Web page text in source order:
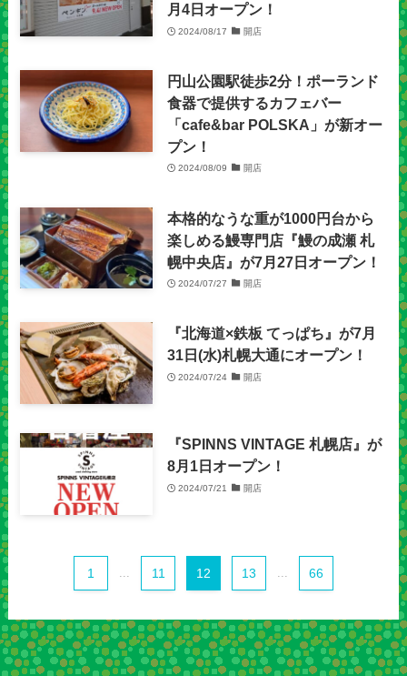
月4日オープン！
2024/08/17 開店
円山公園駅徒歩2分！ポーランド
食器で提供するカフェバー
「cafe&bar POLSKA」が新オー
プン！
2024/08/09 開店
本格的なうな重が1000円台から
楽しめる鰻専門店『鰻の成瀬 札
幌中央店』が7月27日オープン！
2024/07/27 開店
『北海道×鉄板 てっぱち』が7月
31日(水)札幌大通にオープン！
2024/07/24 開店
『SPINNS VINTAGE 札幌店』が
8月1日オープン！
2024/07/21 開店
1 ... 11 12 13 ... 66